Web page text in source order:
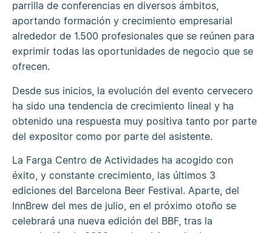
parrilla de conferencias en diversos ámbitos,
aportando formación y crecimiento empresarial
alrededor de 1.500 profesionales que se reúnen para
exprimir todas las oportunidades de negocio que se
ofrecen.
Desde sus inicios, la evolución del evento cervecero
ha sido una tendencia de crecimiento lineal y ha
obtenido una respuesta muy positiva tanto por parte
del expositor como por parte del asistente.
La Farga Centro de Actividades ha acogido con
éxito, y constante crecimiento, las últimos 3
ediciones del Barcelona Beer Festival. Aparte, del
InnBrew del mes de julio, en el próximo otoño se
celebrará una nueva edición del BBF, tras la